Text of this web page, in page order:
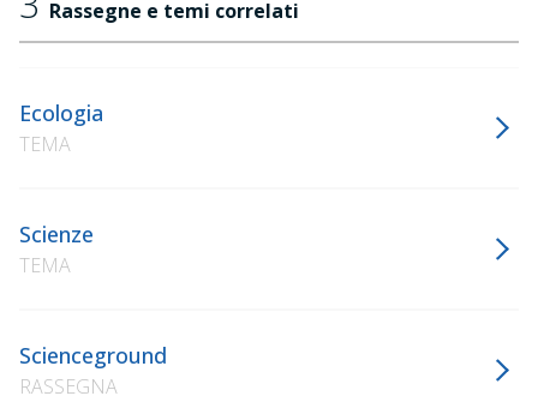
Rassegne e temi correlati
Ecologia
TEMA
Scienze
TEMA
Scienceground
RASSEGNA